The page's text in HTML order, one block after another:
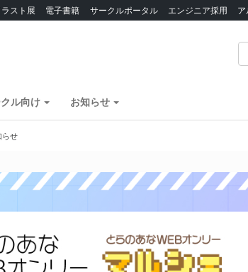
スト展 電子書籍 サークルポータル エンジニア採用
ル向け お知らせ
らせ